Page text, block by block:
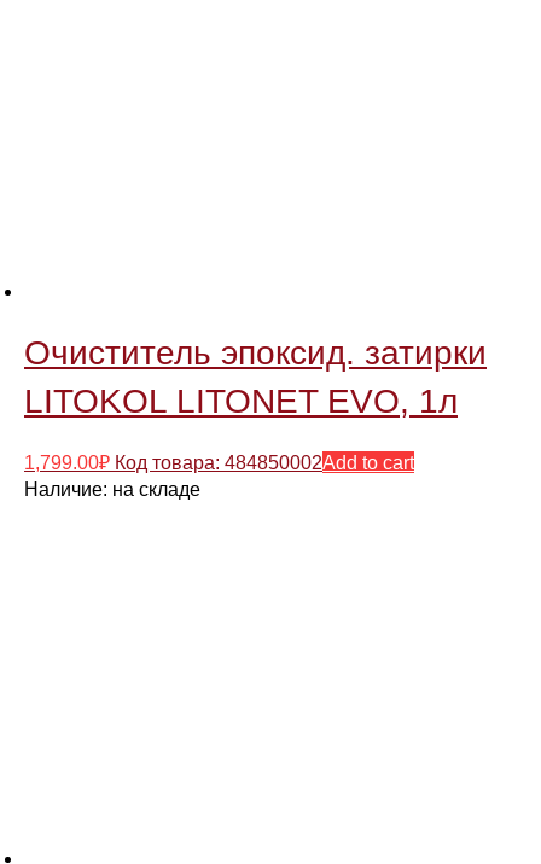
Очиститель эпоксид. затирки
LITOKOL LITONET EVO, 1л
1,799.00₽ Код товара: 484850002Add to cart
Наличие: на складе